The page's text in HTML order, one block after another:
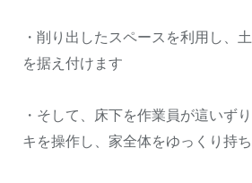
・削り出したスペースを利用し、
を据え付けます
・そして、床下を作業員が這いず
キを操作し、家全体をゆっくり持